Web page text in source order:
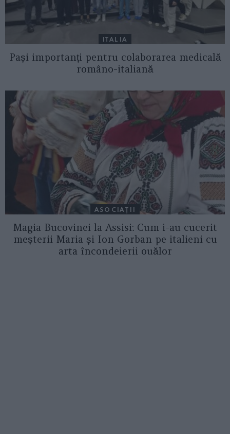
ITALIA
Pași importanți pentru colaborarea medicală
româno-italiană
ASOCIAŢII
Magia Bucovinei la Assisi: Cum i-au cucerit
meșterii Maria și Ion Gorban pe italieni cu
arta încondeierii ouălor